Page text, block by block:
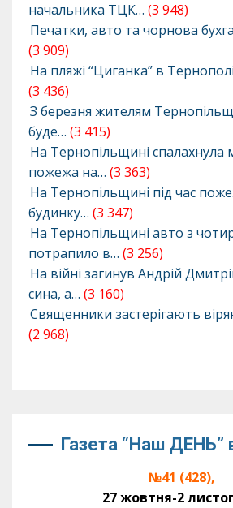
начальника ТЦК… (3 948)
Печатки, авто та чорнова
(3 909)
На пляжі “Циганка” в
(3 436)
З березня жителям
буде… (3 415)
На Тернопільщині спалахнула
пожежа на… (3 363)
На Тернопільщині під час
будинку… (3 347)
На Тернопільщині авто з
потрапило в… (3 256)
На війні загинув Андрій
сина, а… (3 160)
Священники застерігають
(2 968)
Газета “Наш ДЕНЬ”
№41 (428),
27 жовтня-2